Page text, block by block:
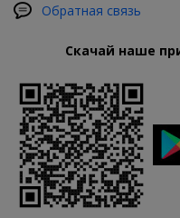
Обратная связь
Скачай наше